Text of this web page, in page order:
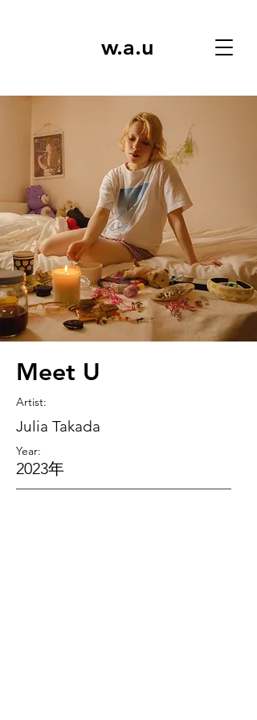
w.a.u
Meet U
Artist:
Julia Takada
Year:
2023年